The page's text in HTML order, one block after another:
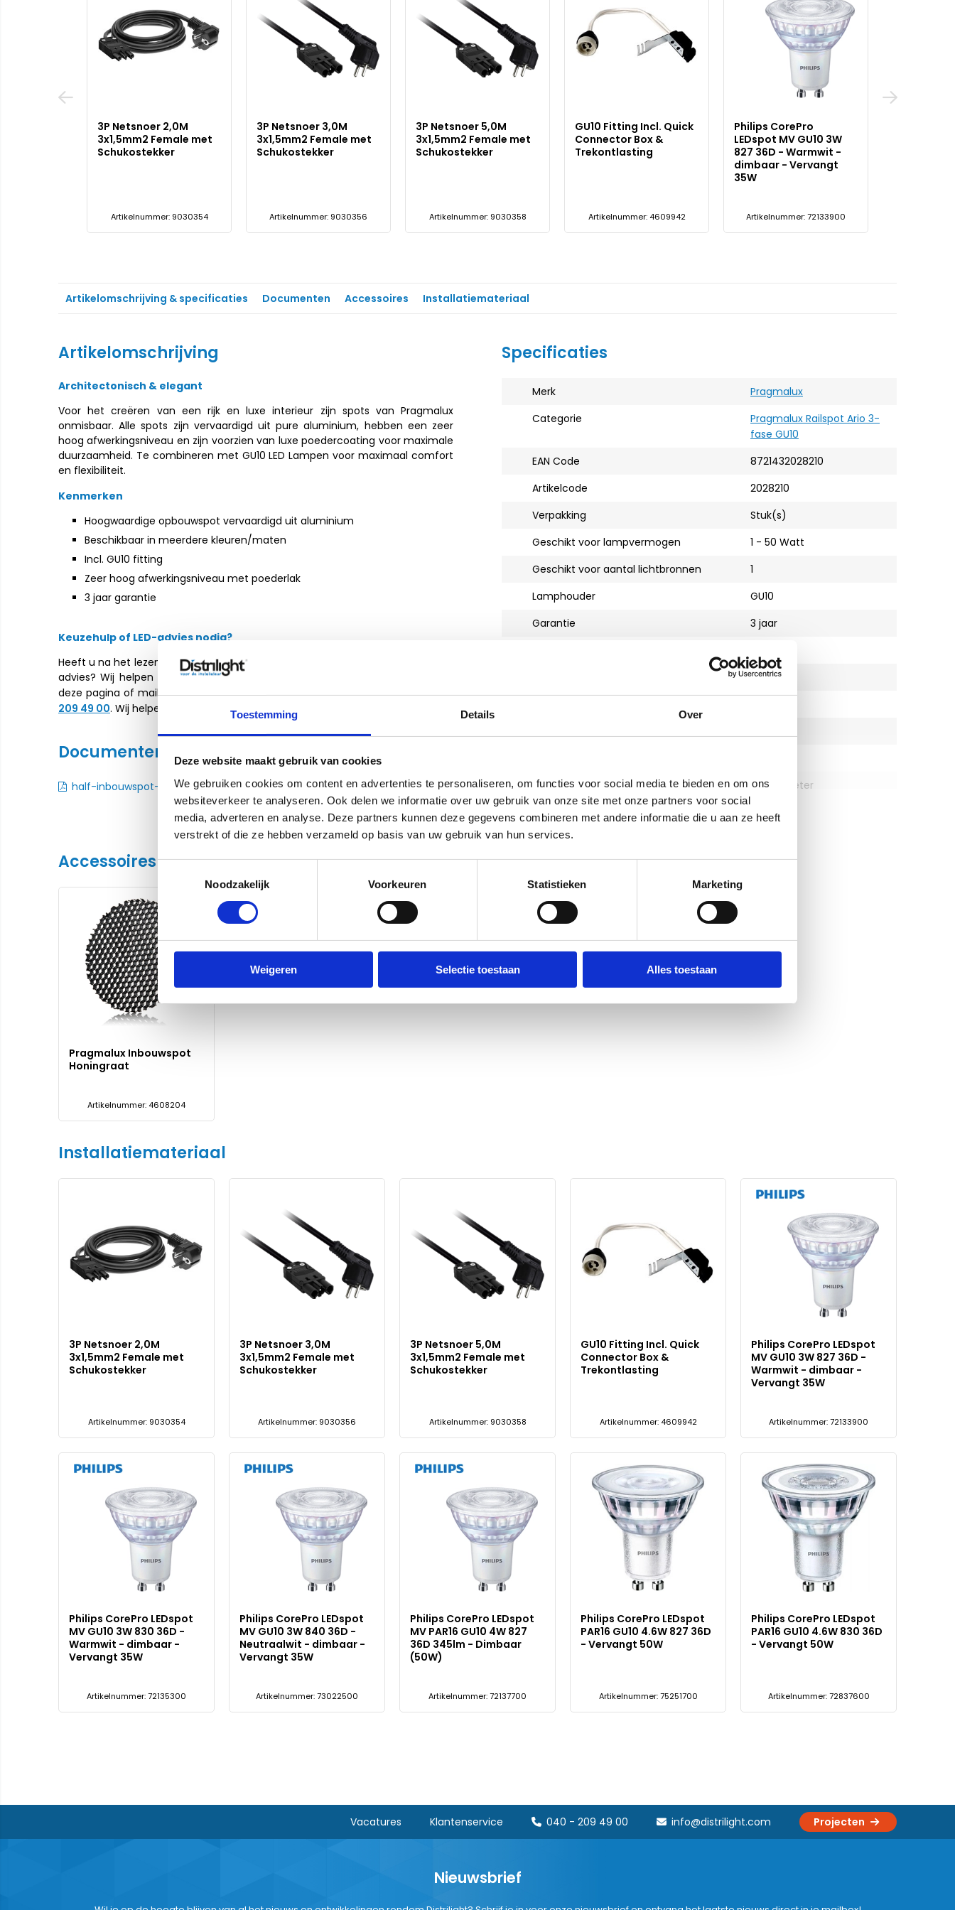
Toestemming Details Over
Deze website maakt gebruik van cookies
We gebruiken cookies om content en advertenties te personaliseren, om functies voor social media te bieden en om ons
websiteverkeer te analyseren. Ook delen we informatie over uw gebruik van onze site met onze partners voor social
media, adverteren en analyse. Deze partners kunnen deze gegevens combineren met andere informatie die u aan ze heeft
verstrekt of die ze hebben verzameld op basis van uw gebruik van hun services.
Noodzakelijk
Voorkeuren Statistieken Marketing
Weigeren Selectie toestaan Alles toestaan
3P Netsnoer 2,0M
3x1,5mm2 Female met
Schukostekker
Artikelnummer: 9030354
3P Netsnoer 3,0M
3x1,5mm2 Female met
Schukostekker
Artikelnummer: 9030356
3P Netsnoer 5,0M
3x1,5mm2 Female met
Schukostekker
Artikelnummer: 9030358
GU10 Fitting Incl. Quick
Connector Box &
Trekontlasting
Artikelnummer: 4609942
Philips CorePro
LEDspot MV GU10 3W
827 36D - Warmwit -
dimbaar - Vervangt
35W
Artikelnummer: 72133900
Artikelomschrijving & specificaties Documenten Accessoires Installatiemateriaal
Artikelomschrijving
Architectonisch & elegant
Voor het creëren van een rijk en luxe interieur zijn spots van Pragmalux
onmisbaar. Alle spots zijn vervaardigd uit pure aluminium, hebben een zeer
hoog afwerkingsniveau en zijn voorzien van luxe poedercoating voor maximale
duurzaamheid. Te combineren met GU10 LED Lampen voor maximaal comfort
en flexibiliteit.
Kenmerken
Hoogwaardige opbouwspot vervaardigd uit aluminium
Beschikbaar in meerdere kleuren/maten
Incl. GU10 fitting
Zeer hoog afwerkingsniveau met poederlak
3 jaar garantie
Keuzehulp of LED-advies nodig?
Heeft u na het lezen van bovenstaande informatie nog vragen of wenst u LED-
advies? Wij helpen u graag. Stel uw vraag door het formulier in te vullen op
deze pagina of mail naar:info@distrilight.com. U kunt ook bellen naar:040 -
209 49 00. Wij helpen u graag bij het maken van uw keuze!
Documenten
half-inbouwspot-ario-presenter-v10-05-2026.pdf
Specificaties
Merk
Pragmalux
Categorie
Pragmalux Railspot Ario 3-
fase GU10
EAN Code
8721432028210
Artikelcode
2028210
Verpakking
Stuk(s)
Geschikt voor lampvermogen
1 - 50 Watt
Geschikt voor aantal lichtbronnen
1
Lamphouder
GU10
Garantie
3 jaar
Nee
Buitendiameter
92 Millimeter
Beschermingsgraad achterzijde (IP)
IP20
Verstelbaarheid
IEC62722-2-1
Materiaal afdekking
Zonder kap
Toon meer
Accessoires
Pragmalux Inbouwspot
Honingraat
Artikelnummer: 4608204
Installatiemateriaal
3P Netsnoer 2,0M
3x1,5mm2 Female met
Schukostekker
Artikelnummer: 9030354
3P Netsnoer 3,0M
3x1,5mm2 Female met
Schukostekker
Artikelnummer: 9030356
3P Netsnoer 5,0M
3x1,5mm2 Female met
Schukostekker
Artikelnummer: 9030358
GU10 Fitting Incl. Quick
Connector Box &
Trekontlasting
Artikelnummer: 4609942
Philips CorePro LEDspot
MV GU10 3W 827 36D -
Warmwit - dimbaar -
Vervangt 35W
Artikelnummer: 72133900
Philips CorePro LEDspot
MV GU10 3W 830 36D -
Warmwit - dimbaar -
Vervangt 35W
Artikelnummer: 72135300
Philips CorePro LEDspot
MV GU10 3W 840 36D -
Neutraalwit - dimbaar -
Vervangt 35W
Artikelnummer: 73022500
Philips CorePro LEDspot
MV PAR16 GU10 4W 827
36D 345lm - Dimbaar
(50W)
Artikelnummer: 72137700
Philips CorePro LEDspot
PAR16 GU10 4.6W 827 36D
- Vervangt 50W
Artikelnummer: 75251700
Philips CorePro LEDspot
PAR16 GU10 4.6W 830 36D
- Vervangt 50W
Artikelnummer: 72837600
Vacatures Klantenservice 040 - 209 49 00 info@distrilight.com Projecten
Nieuwsbrief